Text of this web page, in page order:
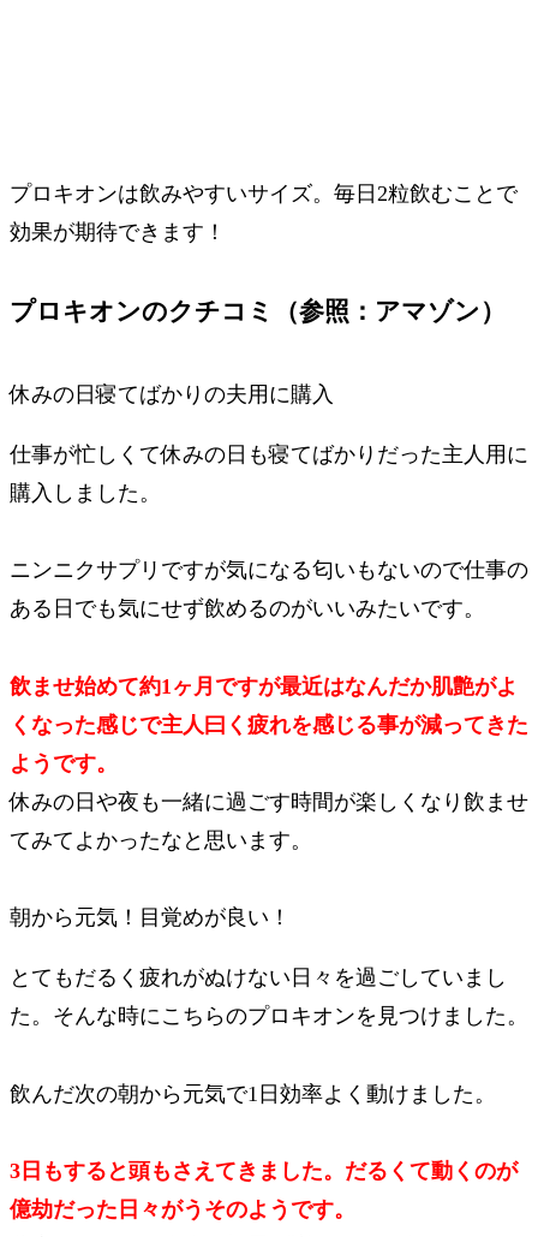
プロキオンは飲みやすいサイズ。毎日2粒飲むことで
効果が期待できます！
プロキオンのクチコミ（参照：アマゾン）
休みの日寝てばかりの夫用に購入
仕事が忙しくて休みの日も寝てばかりだった主人用に
購入しました。
ニンニクサプリですが気になる匂いもないので仕事の
ある日でも気にせず飲めるのがいいみたいです。
飲ませ始めて約1ヶ月ですが最近はなんだか肌艶がよ
くなった感じで主人曰く疲れを感じる事が減ってきた
ようです。
休みの日や夜も一緒に過ごす時間が楽しくなり飲ませ
てみてよかったなと思います。
朝から元気！目覚めが良い！
とてもだるく疲れがぬけない日々を過ごしていまし
た。そんな時にこちらのプロキオンを見つけました。
飲んだ次の朝から元気で1日効率よく動けました。
3日もすると頭もさえてきました。だるくて動くのが
億劫だった日々がうそのようです。